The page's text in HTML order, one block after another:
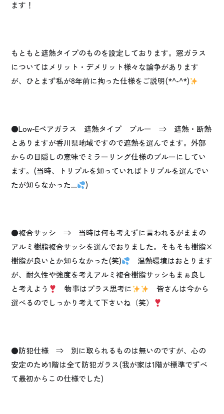
ます！
もともと遮熱タイプのものを設定しております。窓ガラス
についてはメリット・デメリット様々な論争があります
が、ひとまず私が8年前に拘った仕様をご説明(*^-^*)
●Low-Eペアガラス 遮熱タイプ ブルー ⇒ 遮熱・断熱
とありますが香川県地域ですので遮熱を選んでます。外部
からの目隠しの意味でミラーリング仕様のブルーにしてい
ます。(当時、トリプルを知っていればトリプルを選んでい
たが知らなかった…
)
●複合サッシ ⇒ 当時は何も考えずに言われるがままの
アルミ樹脂複合サッシを選んでおりました。そもそも樹脂×
樹脂が良いとか知らなかった(笑)
温熱環境はおとります
が、耐久性や強度を考えアルミ複合樹脂サッシもまぁ良し
と考えよう
物事はプラス思考に
皆さんは今から
選べるのでしっかり考えて下さいね（笑）
●防犯仕様 ⇒ 別に取られるものは無いのですが、心の
安定のため1階は全て防犯ガラス(我が家は1階が標準でずべ
て最初からこの仕様でした)